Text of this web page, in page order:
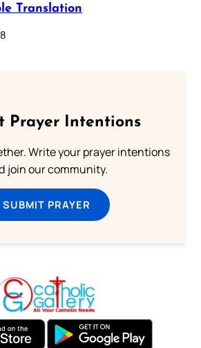
Translation
Prayer Intentions
Write your prayer intentions
join our community.
SUBMIT PRAYER